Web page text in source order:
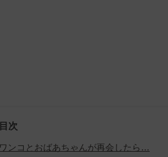
目次
ワンコとおばあちゃんが再会したら…